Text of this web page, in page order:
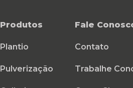
Produtos
Plantio
Pulverização
Fale
Contato
Trabalhe